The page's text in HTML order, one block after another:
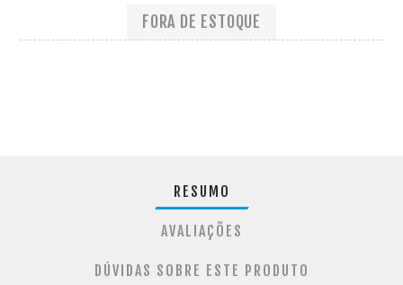
FORA DE ESTOQUE
RESUMO
AVALIAÇÕES
DÚVIDAS SOBRE ESTE PRODUTO